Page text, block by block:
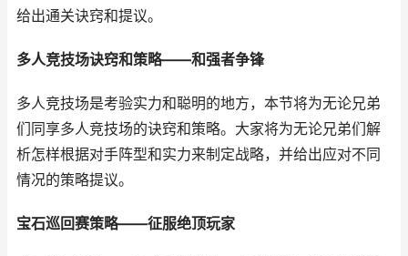
给出通关诀窍和提议。
多人竞技场诀窍和策略——和强者争锋
多人竞技场是考验实力和聪明的地方，本节将为无论兄弟
们同享多人竞技场的诀窍和策略。大家将为无论兄弟们解
析怎样根据对手阵型和实力来制定战略，并给出应对不同
情况的策略提议。
宝石巡回赛策略——征服绝顶玩家